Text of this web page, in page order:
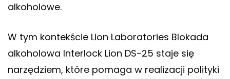
alkoholowe.
W tym kontekście Lion Laboratories Blokada
alkoholowa Interlock Lion DS-25 staje się
narzędziem, które pomaga w realizacji polityki